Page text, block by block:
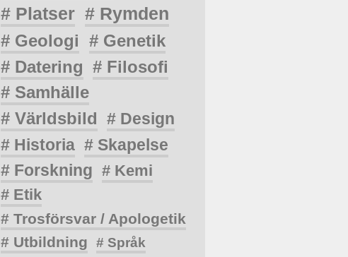
# Platser # Rymden
# Geologi # Genetik
# Datering # Filosofi
# Samhälle
# Världsbild # Design
# Historia # Skapelse
# Forskning # Kemi
# Etik
# Trosförsvar / Apologetik
# Utbildning
# Språk